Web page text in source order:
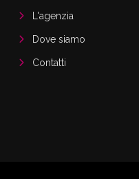
L'agenzia
Dove siamo
Contatti